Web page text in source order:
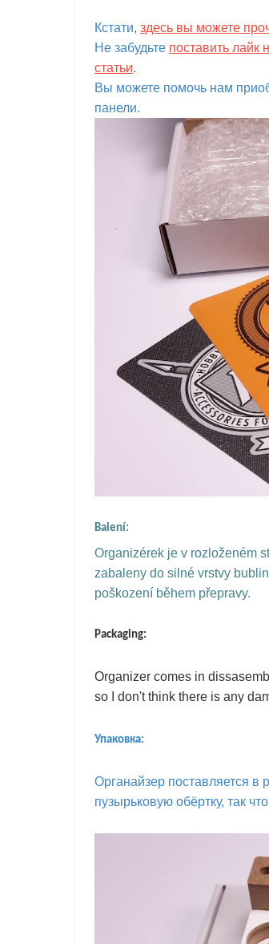
Кстати, здесь вы можете
Не забудьте поставить лайк
статьи.
Вы можете помочь нам
панели.
Balení:
Organizérek je v rozloženém
zabaleny do silné vrstvy
poškození během přepravy.
Packaging:
Organizer comes in
so I don't think there is any
Упаковка:
Органайзер поставляется в
пузырьковую обёртку, так